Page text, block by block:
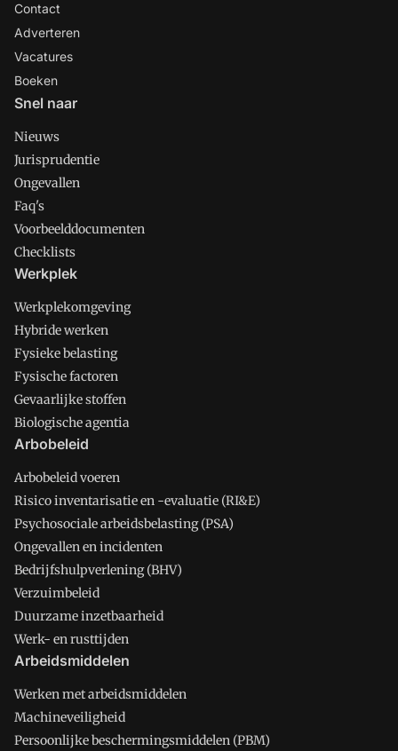
Contact
Adverteren
Vacatures
Boeken
Snel naar
Nieuws
Jurisprudentie
Ongevallen
Faq's
Voorbeelddocumenten
Checklists
Werkplek
Werkplekomgeving
Hybride werken
Fysieke belasting
Fysische factoren
Gevaarlijke stoffen
Biologische agentia
Arbobeleid
Arbobeleid voeren
Risico inventarisatie en -evaluatie (RI&E)
Psychosociale arbeidsbelasting (PSA)
Ongevallen en incidenten
Bedrijfshulpverlening (BHV)
Verzuimbeleid
Duurzame inzetbaarheid
Werk- en rusttijden
Arbeidsmiddelen
Werken met arbeidsmiddelen
Machineveiligheid
Persoonlijke beschermingsmiddelen (PBM)